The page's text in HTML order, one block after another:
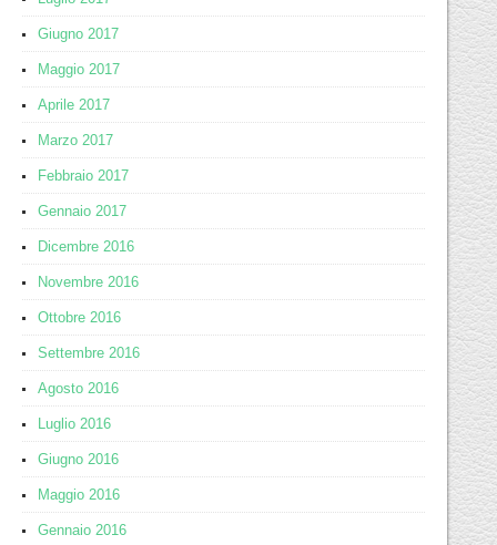
Giugno 2017
Maggio 2017
Aprile 2017
Marzo 2017
Febbraio 2017
Gennaio 2017
Dicembre 2016
Novembre 2016
Ottobre 2016
Settembre 2016
Agosto 2016
Luglio 2016
Giugno 2016
Maggio 2016
Gennaio 2016